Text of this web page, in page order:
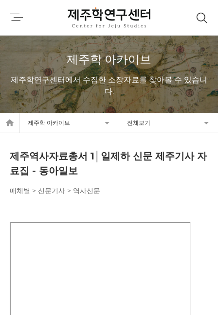
제주학 아카이브
제주학연구센터에서 수집한 소장자료를 찾아볼 수 있습니
다.
home 제주학 아카이브 전체보기
제주역사자료총서 1│일제하 신문 제주기사 자
료집 - 동아일보
매체별 > 신문기사 > 역사신문